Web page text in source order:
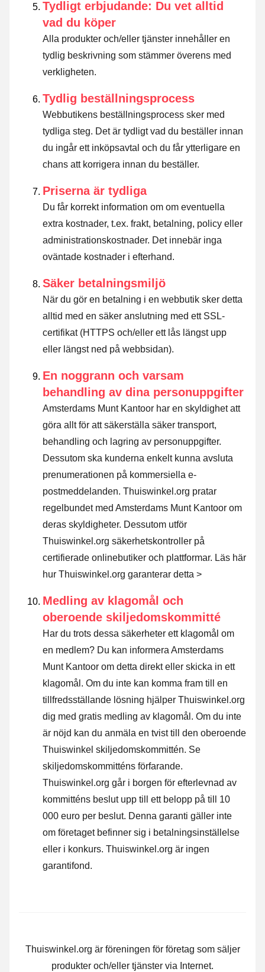
Tydligt erbjudande: Du vet alltid
vad du köper
Alla produkter och/eller tjänster innehåller en
tydlig beskrivning som stämmer överens med
verkligheten.
Tydlig beställningsprocess
Webbutikens beställningsprocess sker med
tydliga steg. Det är tydligt vad du beställer innan
du ingår ett inköpsavtal och du får ytterligare en
chans att korrigera innan du beställer.
Priserna är tydliga
Du får korrekt information om om eventuella
extra kostnader, t.ex. frakt, betalning, policy eller
administrationskostnader. Det innebär inga
oväntade kostnader i efterhand.
Säker betalningsmiljö
När du gör en betalning i en webbutik sker detta
alltid med en säker anslutning med ett SSL-
certifikat (HTTPS och/eller ett lås längst upp
eller längst ned på webbsidan).
En noggrann och varsam
behandling av dina personuppgifter
Amsterdams Munt Kantoor har en skyldighet att
göra allt för att säkerställa säker transport,
behandling och lagring av personuppgifter.
Dessutom ska kunderna enkelt kunna avsluta
prenumerationen på kommersiella e-
postmeddelanden. Thuiswinkel.org pratar
regelbundet med Amsterdams Munt Kantoor om
deras skyldigheter. Dessutom utför
Thuiswinkel.org säkerhetskontroller på
certifierade onlinebutiker och plattformar. Läs här
hur Thuiswinkel.org garanterar detta >
Medling av klagomål och
oberoende skiljedomskommitté
Har du trots dessa säkerheter ett klagomål om
en medlem? Du kan informera Amsterdams
Munt Kantoor om detta direkt eller skicka in ett
klagomål . Om du inte kan komma fram till en
tillfredsställande lösning hjälper Thuiswinkel.org
dig med gratis medling av klagomål. Om du inte
är nöjd kan du anmäla en tvist till den oberoende
Thuiswinkel skiljedomskommittén. Se
skiljedomskommitténs förfarande.
Thuiswinkel.org går i borgen för efterlevnad av
kommitténs beslut upp till ett belopp på till 10
000 euro per beslut. Denna garanti gäller inte
om företaget befinner sig i betalningsinställelse
eller i konkurs. Thuiswinkel.org är ingen
garantifond.
Thuiswinkel.org är föreningen för företag som säljer
produkter och/eller tjänster via Internet.